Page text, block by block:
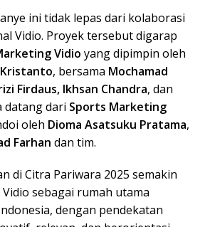
ini tidak lepas dari kolaborasi
Vidio. Proyek tersebut digarap
Vidio yang dipimpin oleh
, bersama Mochamad
Firdaus, Ikhsan Chandra, dan
datang dari Sports Marketing
oleh Dioma Asatsuku Pratama,
Farhan dan tim.
di Citra Pariwara 2025 semakin
sebagai rumah utama
dengan pendekatan